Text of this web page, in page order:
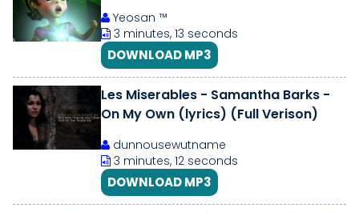
Yeosan ™
3 minutes, 13 seconds
DOWNLOAD MP3
Les Miserables - Samantha Barks -
On My Own (lyrics) (Full Verison)
dunnousewutname
3 minutes, 12 seconds
DOWNLOAD MP3